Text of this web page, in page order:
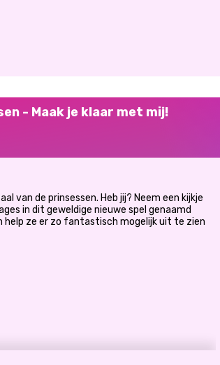
- Maak je klaar met mij!
van de prinsessen. Heb jij? Neem een kijkje
in dit geweldige nieuwe spel genaamd
help ze er zo fantastisch mogelijk uit te zien